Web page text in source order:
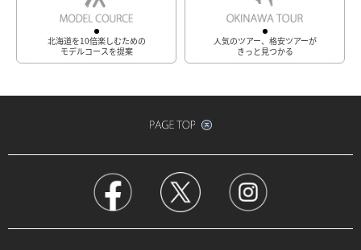
北海道を10倍楽しむための
モデルコースを提案
人気のツアー、格安ツアーが
きっと見つかる